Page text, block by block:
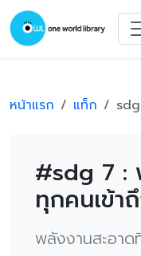
หน้าแรก แท็ก
#sdg 7 :
ทุกคนเข้า
พลังงานสะอาด